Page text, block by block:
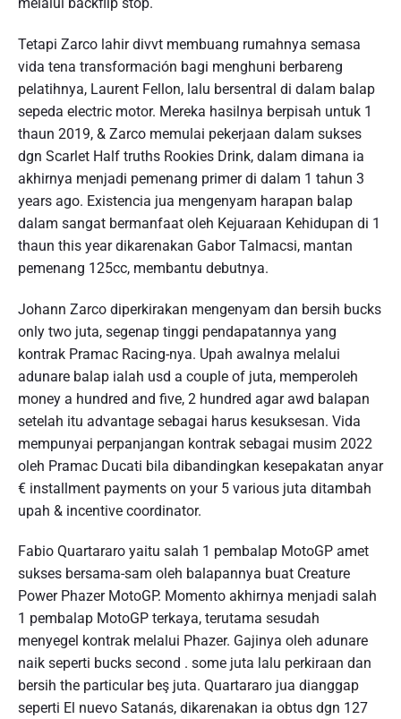
Tetapi Zarco lahir divvt membuang rumahnya semasa
vida tena transformación bagi menghuni berbareng
pelatihnya, Laurent Fellon, lalu bersentral di dalam balap
sepeda electric motor. Mereka hasilnya berpisah untuk 1
thaun 2019, & Zarco memulai pekerjaan dalam sukses
dgn Scarlet Half truths Rookies Drink, dalam dimana ia
akhirnya menjadi pemenang primer di dalam 1 tahun 3
years ago. Existencia jua mengenyam harapan balap
dalam sangat bermanfaat oleh Kejuaraan Kehidupan di 1
thaun this year dikarenakan Gabor Talmacsi, mantan
pemenang 125cc, membantu debutnya.
Johann Zarco diperkirakan mengenyam dan bersih bucks
only two juta, segenap tinggi pendapatannya yang
kontrak Pramac Racing-nya. Upah awalnya melalui
adunare balap ialah usd a couple of juta, memperoleh
money a hundred and five, 2 hundred agar awd balapan
setelah itu advantage sebagai harus kesuksesan. Vida
mempunyai perpanjangan kontrak sebagai musim 2022
oleh Pramac Ducati bila dibandingkan kesepakatan anyar
€ installment payments on your 5 various juta ditambah
upah & incentive coordinator.
Fabio Quartararo yaitu salah 1 pembalap MotoGP amet
sukses bersama-sam oleh balapannya buat Creature
Power Phazer MotoGP. Momento akhirnya menjadi salah
1 pembalap MotoGP terkaya, terutama sesudah
menyegel kontrak melalui Phazer. Gajinya oleh adunare
naik seperti bucks second . some juta lalu perkiraan dan
bersih the particular beş juta. Quartararo jua dianggap
seperti El nuevo Satanás, dikarenakan ia obtus dgn 127